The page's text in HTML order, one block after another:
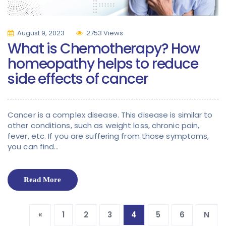
August 9, 2023 2753 Views
What is Chemotherapy? How
homeopathy helps to reduce
side effects of cancer
Cancer is a complex disease. This disease is similar to
other conditions, such as weight loss, chronic pain,
fever, etc. If you are suffering from those symptoms,
you can find…
Read More
«
1 2 3 4 5 6
N